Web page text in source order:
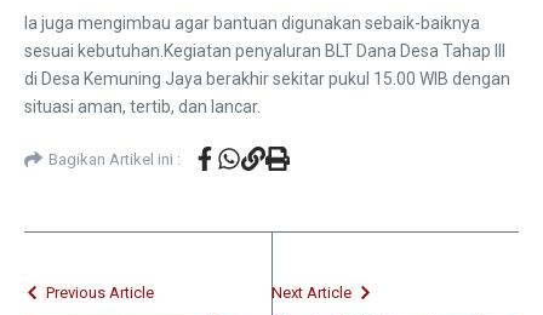
Ia juga mengimbau agar bantuan digunakan sebaik-baiknya
sesuai kebutuhan.Kegiatan penyaluran BLT Dana Desa Tahap III
di Desa Kemuning Jaya berakhir sekitar pukul 15.00 WIB dengan
situasi aman, tertib, dan lancar.
Bagikan Artikel ini :
Previous Article Next Article